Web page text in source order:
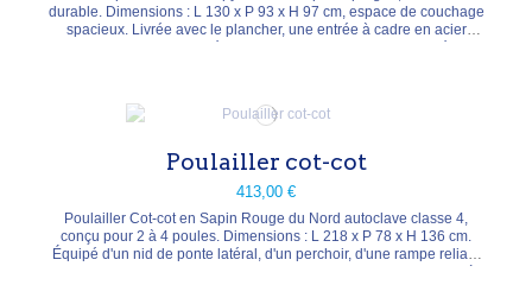
durable. Dimensions : L 130 x P 93 x H 97 cm, espace de couchage
spacieux. Livrée avec le plancher, une entrée à cadre en acier
inoxydable et le matériel de fixation. Toit en feutre bitumé
Poulailler cot-cot
413,00 €
Poulailler Cot-cot en Sapin Rouge du Nord autoclave classe 4,
conçu pour 2 à 4 poules. Dimensions : L 218 x P 78 x H 136 cm.
Équipé d'un nid de ponte latéral, d'un perchoir, d'une rampe reliant